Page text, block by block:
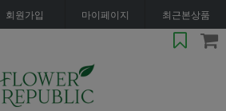
회원가입 마이페이지 최근본상품